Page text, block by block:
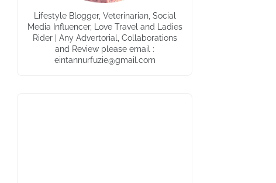
Lifestyle Blogger, Veterinarian, Social
Media Influencer, Love Travel and Ladies
Rider | Any Advertorial, Collaborations
and Review please email :
eintannurfuzie@gmail.com